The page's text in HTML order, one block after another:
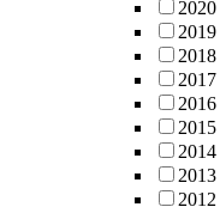
2020
2019
2018
2017
2016
2015
2014
2013
2012